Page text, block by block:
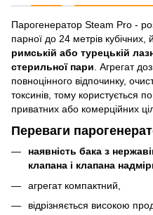
Парогенератор Steam Pro -
парної до 24 метрів кубічних,
римській або турецькій
стерильної пари . Агрегат
повноцінного відпочинку,
токсинів, тому користується
приватних або комерційних
Переваги
наявність бака з
клапана і клапана
агрегат компактний,
відрізняється високою